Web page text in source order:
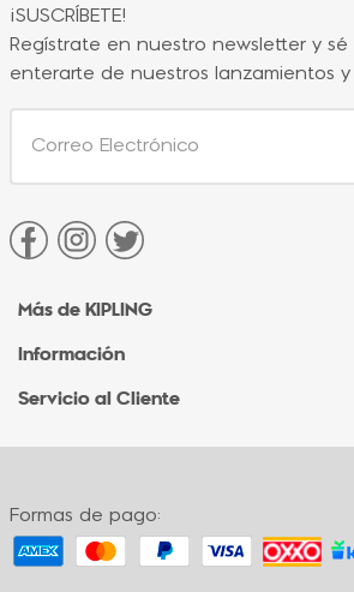
¡SUSCRÍBETE!
Regístrate en nuestro newsletter y sé
enterarte de nuestros lanzamientos
Más de KIPLING
Acerca de Kipling
Sucursales
Información
Contacto Corporativo
Formas de pago
Servicio al Cliente
Contacto
Políticas de cambio
Términos y condiciones
Formas de pago: